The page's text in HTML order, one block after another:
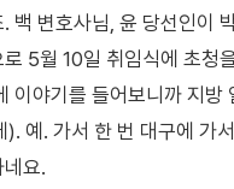
백 변호사님, 윤 당선인이
5월 10일 취임식에 초청
이야기를 들어보니까 지방
). 예. 가서 한 번 대구에 가
요.